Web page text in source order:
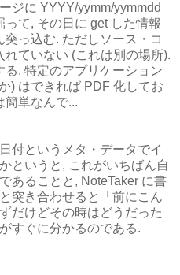
ジに YYYY/yymm/yymmdd
て, その日に get した情報
っ込む. ただしソース・コ
ていない (これは別の場所).
. 特定のアプリケーション
) はできれば PDF 化してお
簡単なんで...
付というメタ・データでイ
というと, これがいちばん自
あることと, NoteTaker に書
突き合わせると「前にこん
だけどその時はどうだった
すぐに分かるのである.